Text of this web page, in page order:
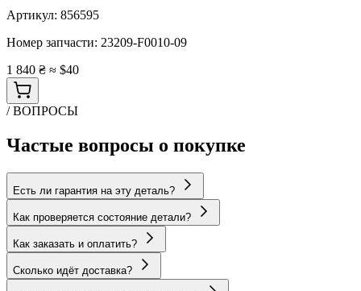
Артикул: 856595
Номер запчасти: 23209-F0010-09
1 840 ₴ ≈ $40
/ ВОПРОСЫ
Частые вопросы о покупке
Есть ли гарантия на эту деталь?
Как проверяется состояние детали?
Как заказать и оплатить?
Сколько идёт доставка?